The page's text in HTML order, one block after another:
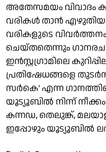
അതേസമയം വിവാദം
വരികൾ താൻ
വരികളുടെ
ചെയ്തതെന്നും
ഇൻസ്റ്റഗ്രാമിലെ
പ്രതിഷേധങ്ങളെ
സർകെ' എന്ന
യൂട്യൂബിൽ നിന്ന്
കന്നഡ, തെലുങ്ക്,
ഇപ്പോഴും യൂട്യൂബിൽ